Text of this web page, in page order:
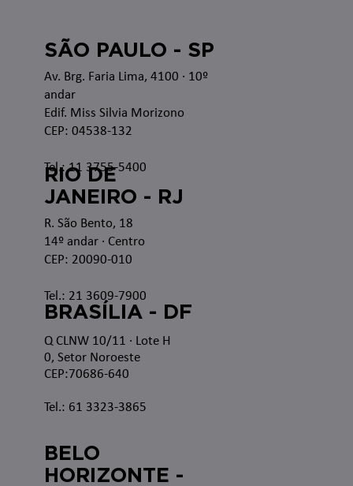
Av. Brg. Faria Lima, 4100 · 10º
andar
Edif. Miss Silvia Morizono
CEP: 04538-132
Tel.: 11 3755-5400
SÃO PAULO - SP
RIO DE
JANEIRO - RJ
R. São Bento, 18
14º andar · Centro
CEP: 20090-010
Tel.: 21 3609-7900
Q CLNW 10/11 · Lote H
0, Setor Noroeste
CEP:70686-640
Tel.: 61 3323-3865
BRASÍLIA - DF
BELO
HORIZONTE -